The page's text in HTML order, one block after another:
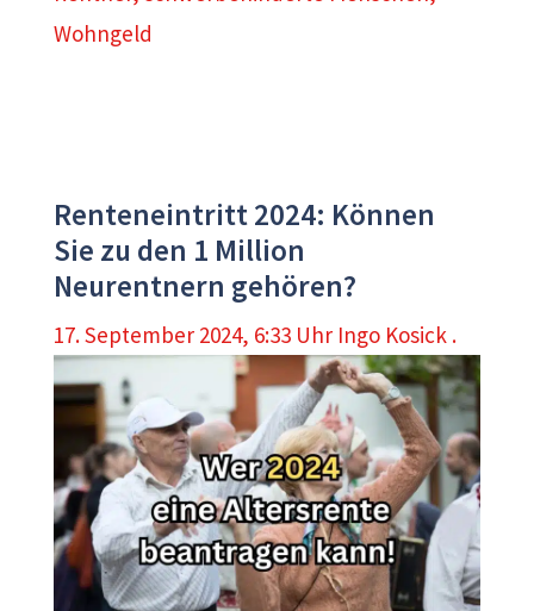
Wohngeld
Renteneintritt 2024: Können
Sie zu den 1 Million
Neurentnern gehören?
17. September 2024, 6:33 Uhr Ingo Kosick .